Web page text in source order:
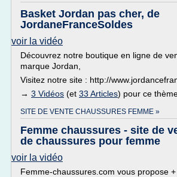
Basket Jordan pas cher, de
JordaneFranceSoldes
voir la vidéo
Découvrez notre boutique en ligne de
marque Jordan,
Visitez notre site : http://
→ 3 Vidéos (et 33 Articles) pour ce
SITE DE VENTE CHAUSSURES FEMME »
Femme chaussures - site de
de chaussures pour femme
voir la vidéo
Femme-chaussures.com vous propose